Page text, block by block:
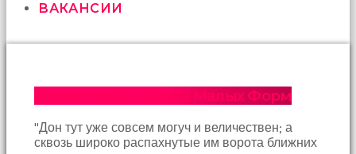
kızların
rahatlıyorlar
altyazılı
yakın
ВАКАНСИИ
Дивногорье. Чудеса Малых Форм
"Дон тут уже совсем могуч и величествен; а
сквозь широко распахнутые им ворота ближних